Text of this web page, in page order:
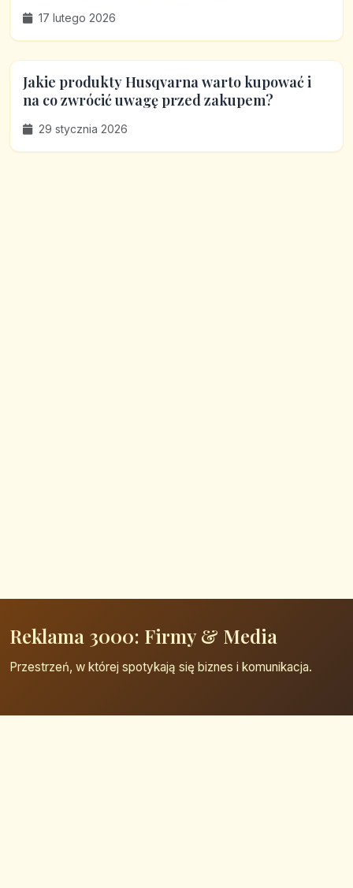
17 lutego 2026
Jakie produkty Husqvarna warto kupować i
na co zwrócić uwagę przed zakupem?
29 stycznia 2026
Reklama 3000: Firmy & Media
Przestrzeń, w której spotykają się biznes i komunikacja.